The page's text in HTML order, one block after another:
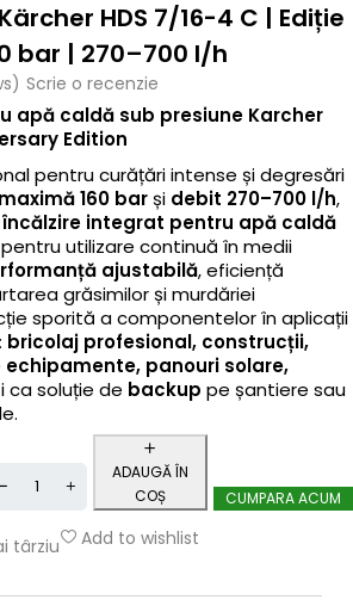
HDS 7/16-4 C | Ediție
bar | 270–700 l/h
Scrie o recenzie
apă caldă sub presiune Karcher
Edition
pentru curățări intense și degresări
160 barși debit 270–700 l/h,
integrat pentru apă caldă
pentru utilizare continuă în medii
ajustabilă, eficiență
grăsimilor și murdăriei
sporită a componentelor în aplicații
bricolaj profesional, construcții,
panouri solare,
ca soluție de backup pe șantiere sau
ADAUGĂ ÎN
COȘ
CUMPARA ACUM
târziu
Add to wishlist